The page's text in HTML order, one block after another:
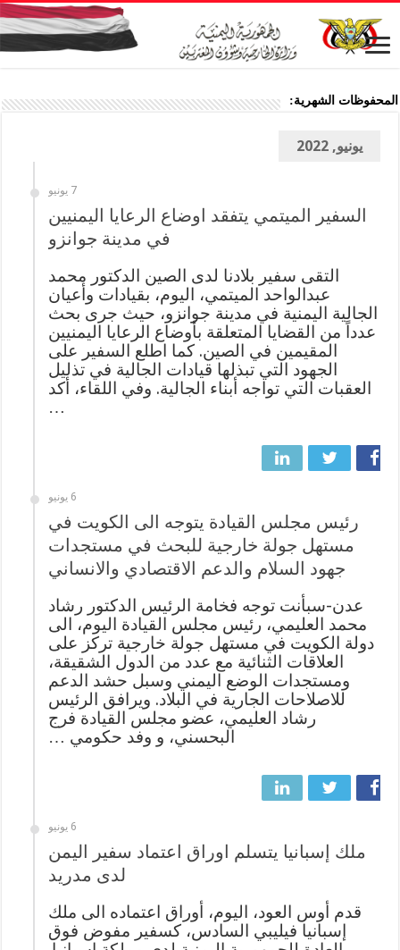
المحفوظات الشهرية:
يونيو, 2022
7 يونيو
السفير الميتمي يتفقد اوضاع الرعايا اليمنيين
في مدينة جوانزو
التقى سفير بلادنا لدى الصين الدكتور محمد
عبدالواحد الميتمي، اليوم، بقيادات وأعيان
الجالية اليمنية في مدينة جوانزو، حيث جرى بحث
عدداً من القضايا المتعلقة بأوضاع الرعايا اليمنيين
المقيمين في الصين. كما اطلع السفير على
الجهود التي تبذلها قيادات الجالية في تذليل
العقبات التي تواجه أبناء الجالية. وفي اللقاء، أكد
…
6 يونيو
رئيس مجلس القيادة يتوجه الى الكويت في
مستهل جولة خارجية للبحث في مستجدات
جهود السلام والدعم الاقتصادي والانساني
عدن-سبأنت توجه فخامة الرئيس الدكتور رشاد
محمد العليمي، رئيس مجلس القيادة اليوم، الى
دولة الكويت في مستهل جولة خارجية تركز على
العلاقات الثنائية مع عدد من الدول الشقيقة،
ومستجدات الوضع اليمني وسبل حشد الدعم
للاصلاحات الجارية في البلاد. ويرافق الرئيس
رشاد العليمي، عضو مجلس القيادة فرج
البحسني، و وفد حكومي …
6 يونيو
ملك إسبانيا يتسلم اوراق اعتماد سفير اليمن
لدى مدريد
قدم أوس العود، اليوم، أوراق اعتماده الى ملك
إسبانيا فيليبي السادس، كسفير مفوض فوق